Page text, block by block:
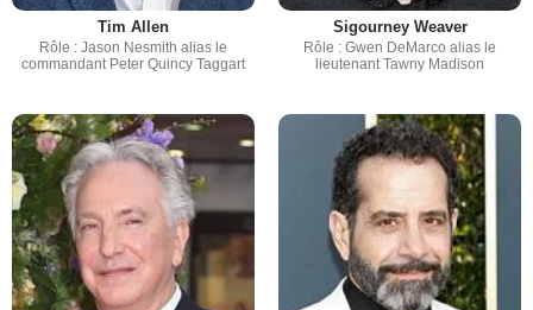
Tim Allen
Rôle : Jason Nesmith alias le
commandant Peter Quincy Taggart
Sigourney Weaver
Rôle : Gwen DeMarco alias le
lieutenant Tawny Madison